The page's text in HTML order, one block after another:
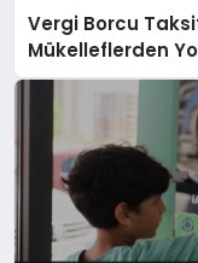
Vergi Borcu
Mükelleflerden